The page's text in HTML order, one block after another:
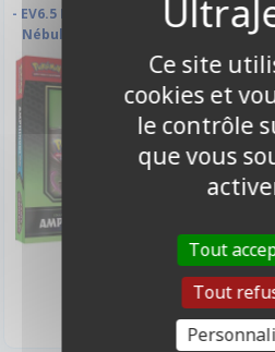
- EV6.5 Ecarlate et Violet - Fable
Nébuleuse : Amphinobi EX
Ce site
cookies et
le contrôle
que vous
Tout
Tout